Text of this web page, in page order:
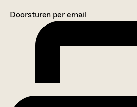
Doorsturen per email